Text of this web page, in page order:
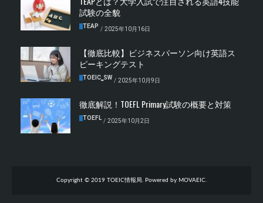
試験の全貌
TEAP / 2025年10月16日
【徹底比較】ビジネスパーソン向け英語ス
ピーキングテスト
TOEIC‗SW / 2025年10月9日
徹底解説！TOEFL Primary試験の概要と対策
TOEFL / 2025年10月2日
Copyright © 2019 TOEIC情報局. Powered by MOVAEIC.